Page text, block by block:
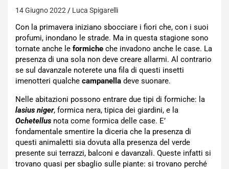
14 Giugno 2022 Luca Spigarelli
Con la primavera iniziano sbocciare i fiori che, con i suoi
profumi, inondano le strade. Ma in questa stagione sono
tornate anche le formiche che invadono anche le case. La
presenza di una sola non deve creare allarmi. Al contrario
se sul davanzale noterete una fila di questi insetti
imenotteri qualche campanella deve suonare.
Nelle abitazioni possono entrare due tipi di formiche: la
lasius niger, formica nera, tipica dei giardini, e la
Ochetellus nota come formica delle case. E’
fondamentale smentire la diceria che la presenza di
questi animaletti sia dovuta alla presenza del verde
presente sui terrazzi, balconi e davanzali. Queste infatti si
trovano quasi per sbaglio sulle piante: si trovano perché